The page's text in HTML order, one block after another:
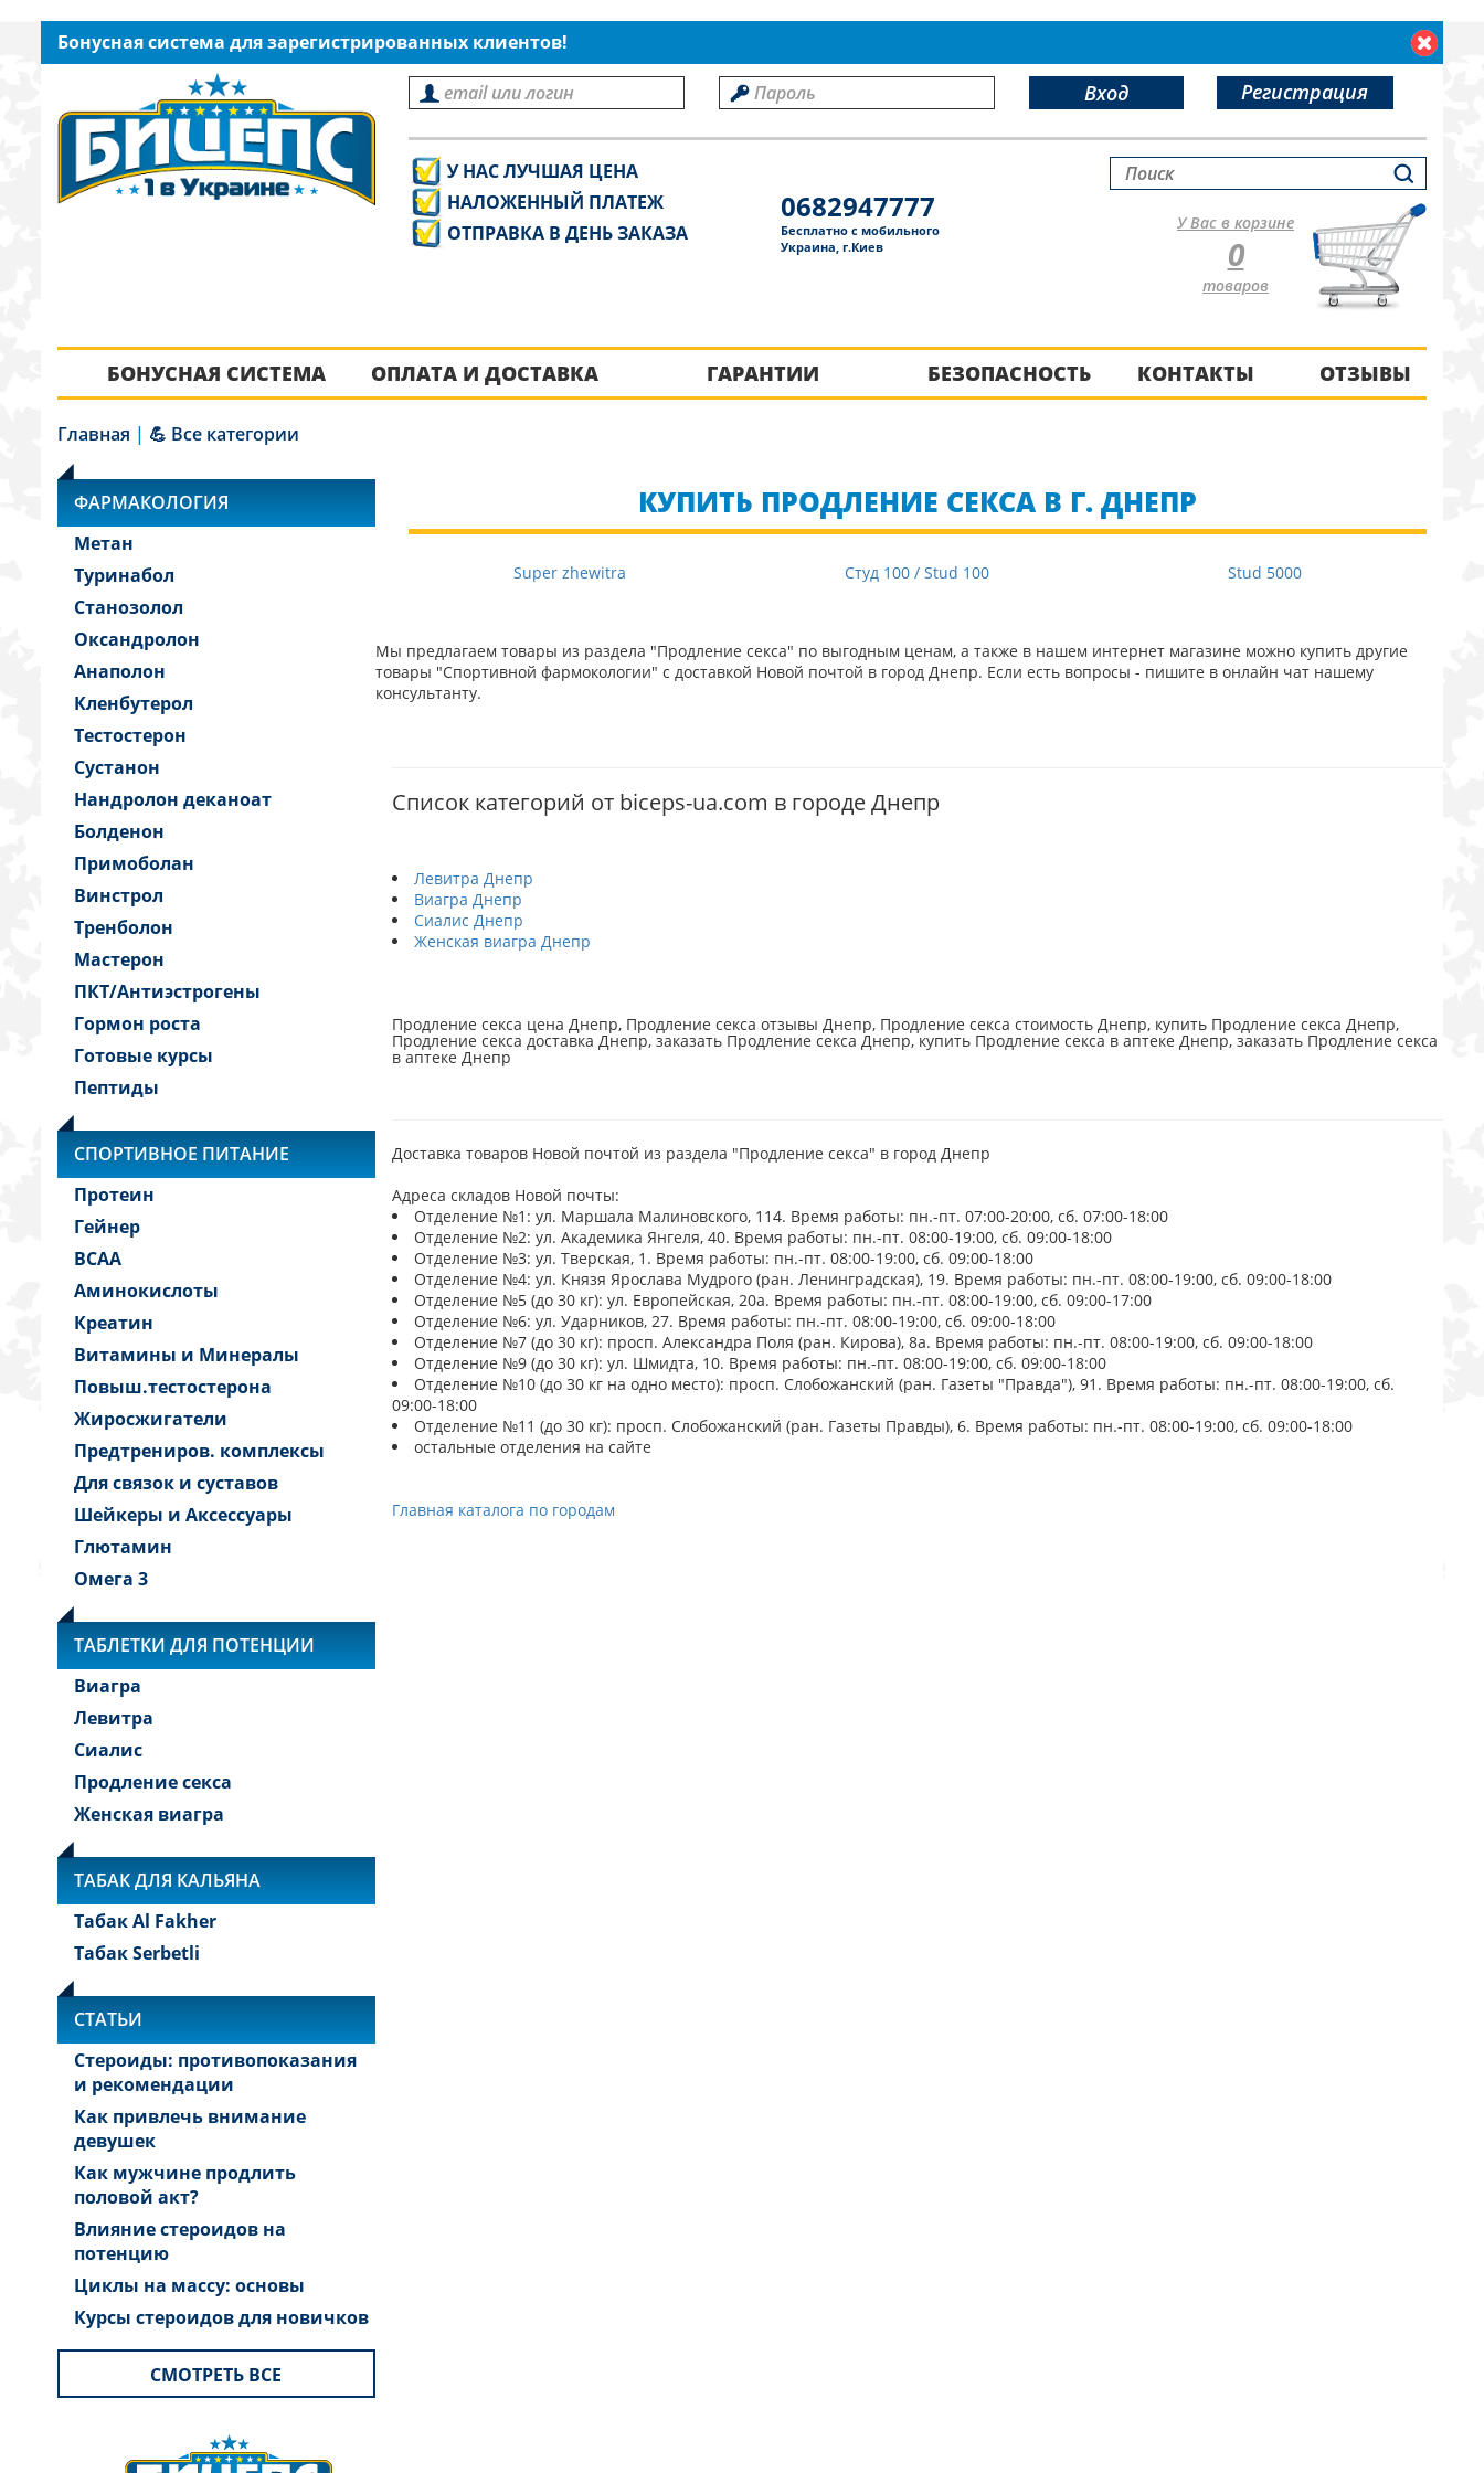
Бонусная система для зарегистрированных клиентов!
Вход Регистрация
У НАС ЛУЧШАЯ ЦЕНА
НАЛОЖЕННЫЙ ПЛАТЕЖ
ОТПРАВКА В ДЕНЬ ЗАКАЗА
0682947777
Бесплатно с мобильного
Украина, г.Киев
У Вас в корзине
0
товаров
БОНУСНАЯ СИСТЕМА ОПЛАТА И ДОСТАВКА ГАРАНТИИ БЕЗОПАСНОСТЬ КОНТАКТЫ ОТЗЫВЫ
Главная | 💪 Все категории
ФАРМАКОЛОГИЯ
Метан
Туринабол
Станозолол
Оксандролон
Анаполон
Кленбутерол
Тестостерон
Сустанон
Нандролон деканоат
Болденон
Примоболан
Винстрол
Тренболон
Мастерон
ПКТ/Антиэстрогены
Гормон роста
Готовые курсы
Пептиды
СПОРТИВНОЕ ПИТАНИЕ
Протеин
Гейнер
BCAA
Аминокислоты
Креатин
Витамины и Минералы
Повыш.тестостерона
Жиросжигатели
Предтрениров. комплексы
Для связок и суставов
Шейкеры и Аксессуары
Глютамин
Омега 3
ТАБЛЕТКИ ДЛЯ ПОТЕНЦИИ
Виагра
Левитра
Сиалис
Продление секса
Женская виагра
ТАБАК ДЛЯ КАЛЬЯНА
Табак Al Fakher
Табак Serbetli
СТАТЬИ
Стероиды: противопоказания
и рекомендации
Как привлечь внимание
девушек
Как мужчине продлить
половой акт?
Влияние стероидов на
потенцию
Циклы на массу: основы
Курсы стероидов для новичков
СМОТРЕТЬ ВСЕ
КУПИТЬ ПРОДЛЕНИЕ СЕКСА В Г. ДНЕПР
Super zhewitra Студ 100 / Stud 100 Stud 5000
Мы предлагаем товары из раздела "Продление секса" по выгодным ценам, а также в нашем интернет магазине можно купить другие
товары "Спортивной фармокологии" с доставкой Новой почтой в город Днепр. Если есть вопросы - пишите в онлайн чат нашему
консультанту.
Список категорий от biceps-ua.com в городе Днепр
Левитра Днепр
Виагра Днепр
Сиалис Днепр
Женская виагра Днепр
Продление секса цена Днепр, Продление секса отзывы Днепр, Продление секса стоимость Днепр, купить Продление секса Днепр,
Продление секса доставка Днепр, заказать Продление секса Днепр, купить Продление секса в аптеке Днепр, заказать Продление секса
в аптеке Днепр
Доставка товаров Новой почтой из раздела "Продление секса" в город Днепр
Адреса складов Новой почты:
Отделение №1: ул. Маршала Малиновского, 114. Время работы: пн.-пт. 07:00-20:00, сб. 07:00-18:00
Отделение №2: ул. Академика Янгеля, 40. Время работы: пн.-пт. 08:00-19:00, сб. 09:00-18:00
Отделение №3: ул. Тверская, 1. Время работы: пн.-пт. 08:00-19:00, сб. 09:00-18:00
Отделение №4: ул. Князя Ярослава Мудрого (ран. Ленинградская), 19. Время работы: пн.-пт. 08:00-19:00, сб. 09:00-18:00
Отделение №5 (до 30 кг): ул. Европейская, 20а. Время работы: пн.-пт. 08:00-19:00, сб. 09:00-17:00
Отделение №6: ул. Ударников, 27. Время работы: пн.-пт. 08:00-19:00, сб. 09:00-18:00
Отделение №7 (до 30 кг): просп. Александра Поля (ран. Кирова), 8а. Время работы: пн.-пт. 08:00-19:00, сб. 09:00-18:00
Отделение №9 (до 30 кг): ул. Шмидта, 10. Время работы: пн.-пт. 08:00-19:00, сб. 09:00-18:00
Отделение №10 (до 30 кг на одно место): просп. Слобожанский (ран. Газеты "Правда"), 91. Время работы: пн.-пт. 08:00-19:00, сб.
09:00-18:00
Отделение №11 (до 30 кг): просп. Слобожанский (ран. Газеты Правды), 6. Время работы: пн.-пт. 08:00-19:00, сб. 09:00-18:00
остальные отделения на сайте
Главная каталога по городам